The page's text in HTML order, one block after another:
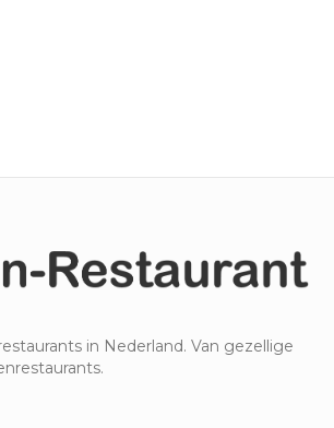
in Nederland. Van gezellige